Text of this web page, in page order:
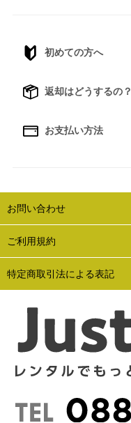
初めての方へ
返却はどうするの？
お支払い方法
お問い合わせ
ご利用規約
特定商取引法による表記